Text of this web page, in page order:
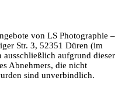
von LS Photographie –
Str. 3, 52351 Düren (im
aufgrund dieser
Abnehmers, die nicht
sind unverbindlich.